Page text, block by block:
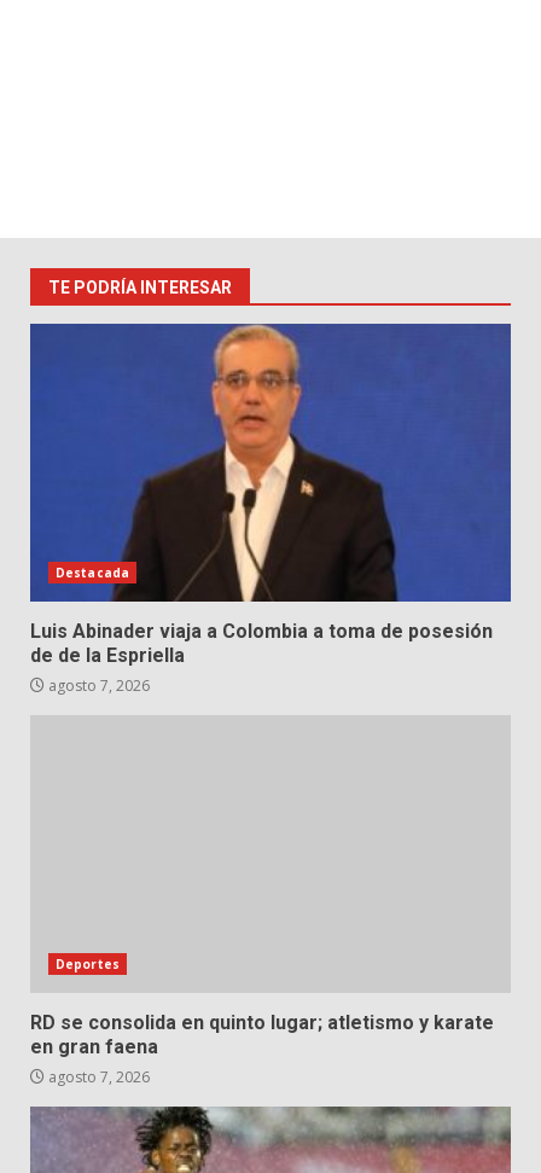
TE PODRÍA INTERESAR
Destacada
Luis Abinader viaja a Colombia a toma de posesión
de de la Espriella
agosto 7, 2026
Deportes
RD se consolida en quinto lugar; atletismo y karate
en gran faena
agosto 7, 2026